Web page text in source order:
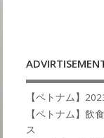
【ベトナム】
【ベトナム】飲
ス